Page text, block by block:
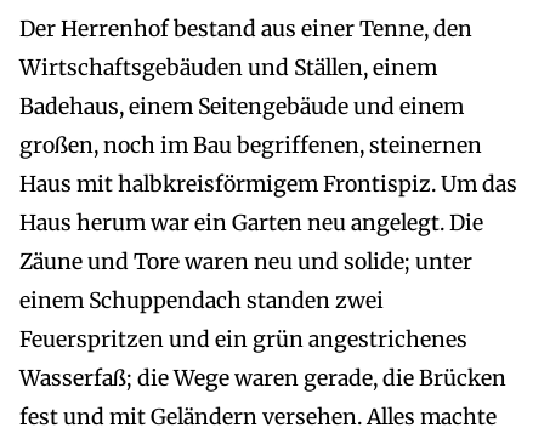
Der Herrenhof bestand aus einer Tenne, den
Wirtschaftsgebäuden und Ställen, einem
Badehaus, einem Seitengebäude und einem
großen, noch im Bau begriffenen, steinernen
Haus mit halbkreisförmigem Frontispiz. Um das
Haus herum war ein Garten neu angelegt. Die
Zäune und Tore waren neu und solide; unter
einem Schuppendach standen zwei
Feuerspritzen und ein grün angestrichenes
Wasserfaß; die Wege waren gerade, die Brücken
fest und mit Geländern versehen. Alles machte